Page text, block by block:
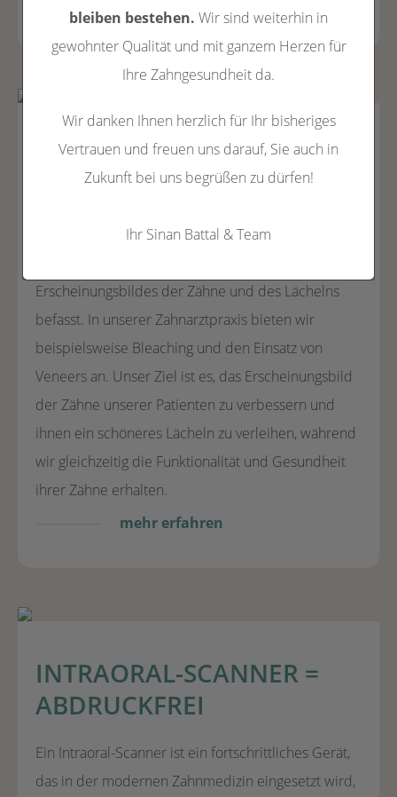
bleiben bestehen. Wir sind weiterhin in
gewohnter Qualität und mit ganzem Herzen für
Ihre Zahngesundheit da.
Wir danken Ihnen herzlich für Ihr bisheriges
Vertrauen und freuen uns darauf, Sie auch in
Zukunft bei uns begrüßen zu dürfen!
Ihr Sinan Battal & Team
ÄSTHETISCHE
ZAHNHEILKUNDE
Die ästhetische Zahnheilkunde ist ein Teilgebiet der
Erscheinungsbildes der Zähne und des Lächelns
befasst. In unserer Zahnarztpraxis bieten wir
beispielsweise Bleaching und den Einsatz von
Veneers an. Unser Ziel ist es, das Erscheinungsbild
der Zähne unserer Patienten zu verbessern und
ihnen ein schöneres Lächeln zu verleihen, während
wir gleichzeitig die Funktionalität und Gesundheit
ihrer Zähne erhalten.
mehr erfahren
INTRAORAL-SCANNER =
ABDRUCKFREI
Ein Intraoral-Scanner ist ein fortschrittliches Gerät,
das in der modernen Zahnmedizin eingesetzt wird,